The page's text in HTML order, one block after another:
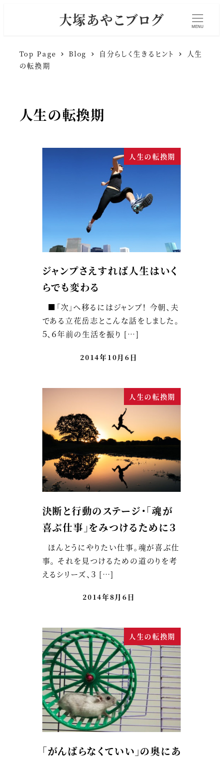
大塚あやこブログ MENU
Top Page Blog 自分らしく生きるヒント
人生
の転換期
人生の転換期
人生の転換期
ジャンプさえすれば人生はいく
らでも変わる
■「次」へ移るにはジャンプ！ 今朝、夫
である立花岳志とこんな話をしました。
５、６年前の生活を振り […]
2014年10月6日
人生の転換期
決断と行動のステージ・「魂が
喜ぶ仕事」をみつけるために３
ほんとうにやりたい仕事。魂が喜ぶ仕
事。 それを見つけるための道のりを考
えるシリーズ、３ […]
2014年8月6日
人生の転換期
「がんばらなくていい」の奥にあ